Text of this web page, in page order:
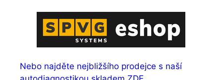
Nebo najděte nejbližšího prodejce s naší